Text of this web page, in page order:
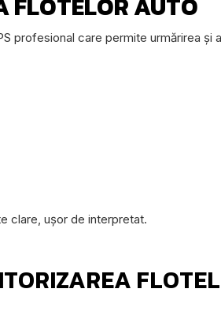
profesional care permite urmărirea și
clare, ușor de interpretat.